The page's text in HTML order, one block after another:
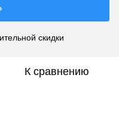
скидки
К сравнению